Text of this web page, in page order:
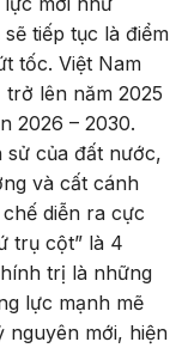
tiếp tục là điểm
tốc. Việt Nam
lên năm 2025
2026 – 2030.
của đất nước,
và cất cánh
diễn ra cực
trụ cột” là 4
trị là những
lực mạnh mẽ
nguyên mới, hiện